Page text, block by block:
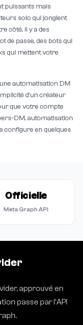
puissants mais
solo qui jonglent
côté, il y a des
de passe, des bots qui
qui mettent votre
automatisation DM
d'un créateur
que votre compte
DM, automatisation
configure en quelques
Officielle
Meta Graph API
approuvé en
passe par l'API